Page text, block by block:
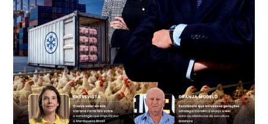
cx
Ovo Branco - Regional
Bastos (SP)
R$ 134,40
cx
Ovo Vermelho - Regional
Bastos (SP)
R$ 146,71